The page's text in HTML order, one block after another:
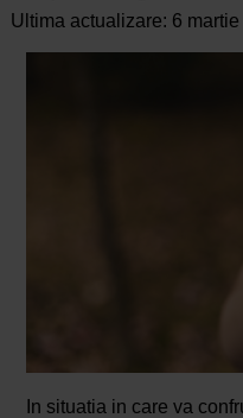
Ultima actualizare: 6 martie
In situatia in care va